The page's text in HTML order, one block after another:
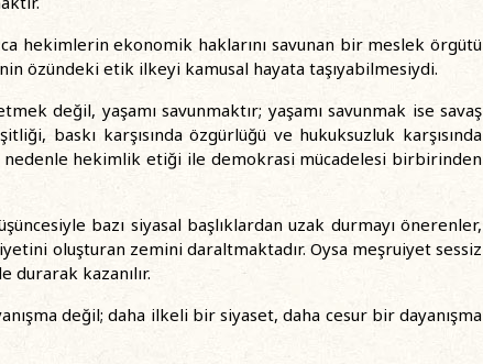
hekimlerin ekonomik haklarını savunan bir meslek örgütü
özündeki etik ilkeyi kamusal hayata taşıyabilmesiydi.
değil, yaşamı savunmaktır; yaşamı savunmak ise savaş
baskı karşısında özgürlüğü ve hukuksuzluk karşısında
nedenle hekimlik etiği ile demokrasi mücadelesi birbirinden
bazı siyasal başlıklardan uzak durmayı önerenler,
oluşturan zemini daraltmaktadır. Oysa meşruiyet sessiz
kazanılır.
değil; daha ilkeli bir siyaset, daha cesur bir dayanışma